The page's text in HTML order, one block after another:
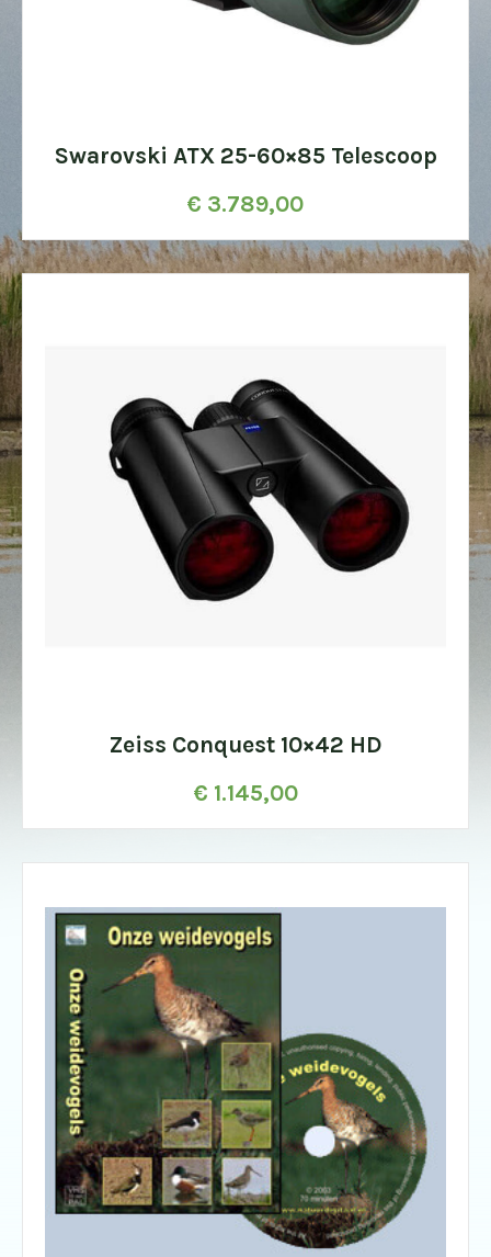
Swarovski ATX 25-60×85 Telescoop
€ 3.789,00
Zeiss Conquest 10×42 HD
€ 1.145,00